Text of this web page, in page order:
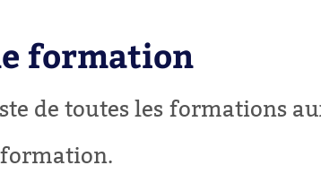
formation
de toutes les formations